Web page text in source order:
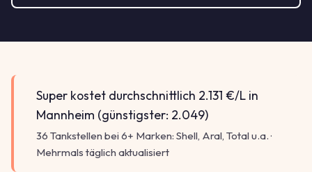
Super kostet durchschnittlich 2.131 €/L in
Mannheim (günstigster: 2.049)
36 Tankstellen bei 6+ Marken: Shell, Aral, Total u.a. ·
Mehrmals täglich aktualisiert